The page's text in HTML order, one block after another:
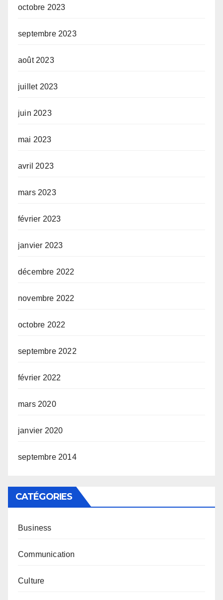
octobre 2023
septembre 2023
août 2023
juillet 2023
juin 2023
mai 2023
avril 2023
mars 2023
février 2023
janvier 2023
décembre 2022
novembre 2022
octobre 2022
septembre 2022
février 2022
mars 2020
janvier 2020
septembre 2014
CATÉGORIES
Business
Communication
Culture